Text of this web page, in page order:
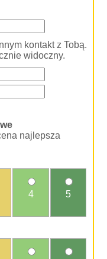
kontakt z Tobą.
widoczny.
najlepsza
4 5